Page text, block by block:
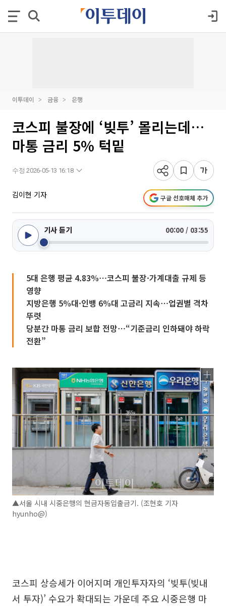
이투데이 금융 은행
코스피 불장에 ‘빚투’ 몰리는데…
마통 금리 5% 턱밑
수정 2026-05-13 16:18
김이현 기자 구글 선호매체 추가
기사 듣기 00:00 / 03:55
5대 은행 평균 4.83%⋯코스피 불장·가계대출 규제 등
영향
지방은행 5%대·인뱅 6%대 고금리 지속⋯업권별 격차
뚜렷
당분간 마통 금리 보합 전망⋯“기준금리 인하돼야 하락
전환”
▲서울 시내 시중은행의 현금자동입출금기. (조현호 기자
hyunho@)
코스피 상승세가 이어지며 개인투자자의 ‘빚투(빚내
서 투자)’ 수요가 확대되는 가운데 주요 시중은행 마